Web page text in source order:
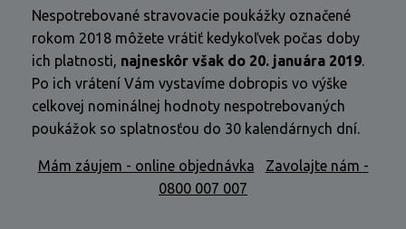
Nespotrebované stravovacie poukážky označené
rokom 2018 môžete vrátiť kedykoľvek počas doby
ich platnosti, najneskôr však do 20. januára 2019.
Po ich vrátení Vám vystavíme dobropis vo výške
celkovej nominálnej hodnoty nespotrebovaných
poukážok so splatnosťou do 30 kalendárnych dní.
Mám záujem - online objednávka
Zavolajte nám -
0800 007 007